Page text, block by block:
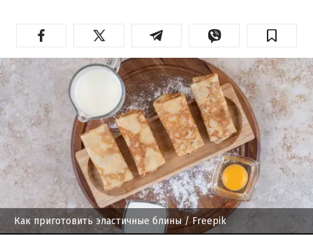
Как приготовить эластичные блины/ Freepik